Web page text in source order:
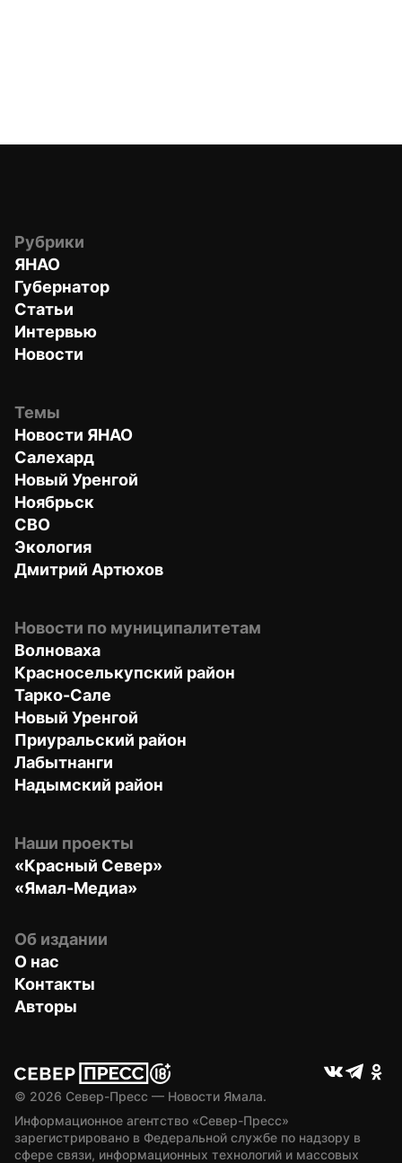
Рубрики
ЯНАО
Губернатор
Статьи
Интервью
Новости
Темы
Новости ЯНАО
Салехард
Новый Уренгой
Ноябрьск
СВО
Экология
Дмитрий Артюхов
Новости по муниципалитетам
Волноваха
Красноселькупский район
Тарко-Сале
Новый Уренгой
Приуральский район
Лабытнанги
Надымский район
Наши проекты
«Красный Север»
«Ямал-Медиа»
Об издании
О нас
Контакты
Авторы
© 2026 Север-Пресс — Новости Ямала.
Информационное агентство «Север-Пресс»
зарегистрировано в Федеральной службе по надзору в
сфере связи, информационных технологий и массовых